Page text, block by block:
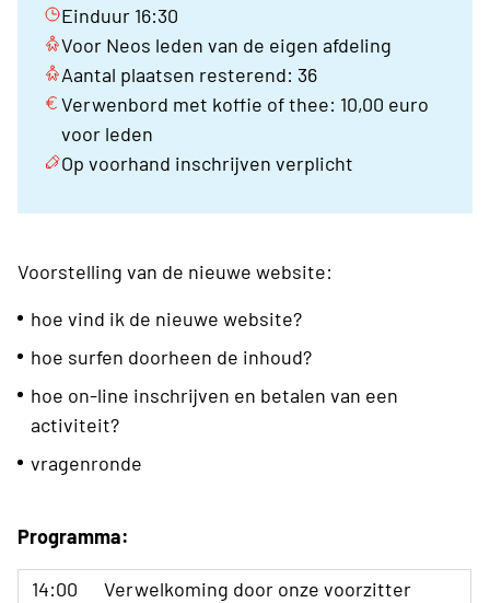
Einduur 16:30
Voor Neos leden van de eigen afdeling
Aantal plaatsen resterend: 36
Verwenbord met koffie of thee: 10,00 euro
voor leden
Op voorhand inschrijven verplicht
Voorstelling van de nieuwe website:
hoe vind ik de nieuwe website?
hoe surfen doorheen de inhoud?
hoe on-line inschrijven en betalen van een
activiteit?
vragenronde
Programma:
14:00 Verwelkoming door onze voorzitter